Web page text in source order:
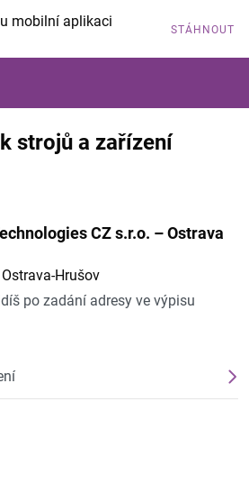
mobilní aplikaci STÁHNOUT
strojů a zařízení
CZ s.r.o. – Ostrava
Hrušov
po zadání adresy ve výpisu